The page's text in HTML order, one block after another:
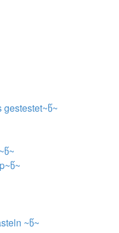
~წ~